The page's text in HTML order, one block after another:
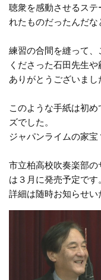
聴衆を感動させるス
れたものだったんだな
練習の合間を縫って
くださった石田先生
ありがとうございまし
このような手紙は初
ズでした。
ジャパンライムの家宝
市立柏高校吹奏楽部
は３月に発売予定です
詳細は随時お知らせ